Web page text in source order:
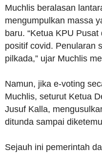
Muchlis beralasan
mengumpulkan massa
baru. “Ketua KPU
positif covid. Penularan
pilkada,” ujar Muchlis
Namun, jika e-voting
Muchlis, seturut Ketua
Jusuf Kalla,
ditunda sampai
Sejauh ini pemerintah